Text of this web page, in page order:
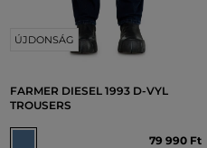
ÚJDONSÁG
FARMER DIESEL 1993 D-VYL
TROUSERS
79 990 Ft